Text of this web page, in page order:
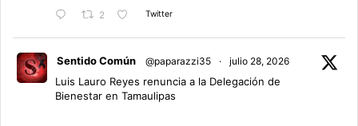
2 Twitter
Sentido Común @paparazzi35 · julio 28, 2026
Luis Lauro Reyes renuncia a la Delegación de
Bienestar en Tamaulipas